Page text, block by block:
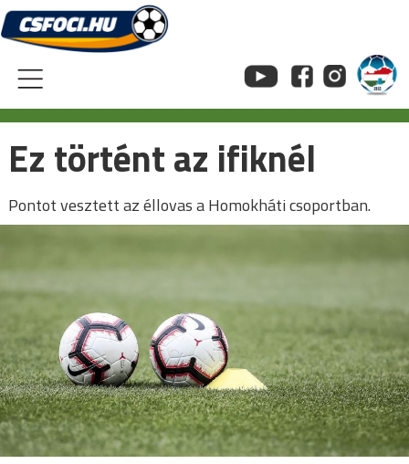
Skip
to
content
Ez történt az ifiknél
Pontot vesztett az éllovas a Homokháti csoportban.